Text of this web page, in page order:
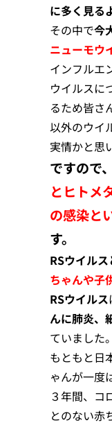
に多く見る
その中で今
ニューモウ
インフルエ
ウイルスに
るため皆さ
以外のウイ
実情かと思
ですので
とヒトメ
の感染と
す。
RSウイル
ちゃんや子
RSウイルス
んに肺炎、
ていました。
もともと日
ゃんが一度
３年間、コ
とのない赤